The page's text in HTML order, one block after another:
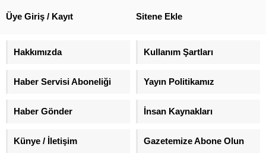
olaylarına dönüştü. Olaylara
POLİSİ ACIMIYOR Protestolara
polisi, göstericileri dağıtmak için
İspanya’da polisten Katalan
Üye Giriş / Kayıt Sitene Ekle
Hakkımızda Kullanım Şartları
Haber Servisi Aboneliği Yayın Politikamız
Haber Gönder İnsan Kaynakları
Künye / İletişim Gazetemize Abone Olun